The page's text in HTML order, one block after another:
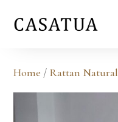
Home / Rattan Natural